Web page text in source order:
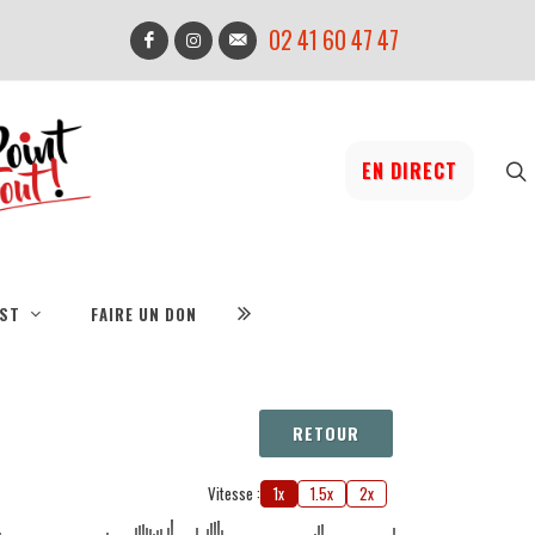
02 41 60 47 47
EN DIRECT
FAIRE UN DON
RETOUR
Vitesse : 1x 1.5x 2x